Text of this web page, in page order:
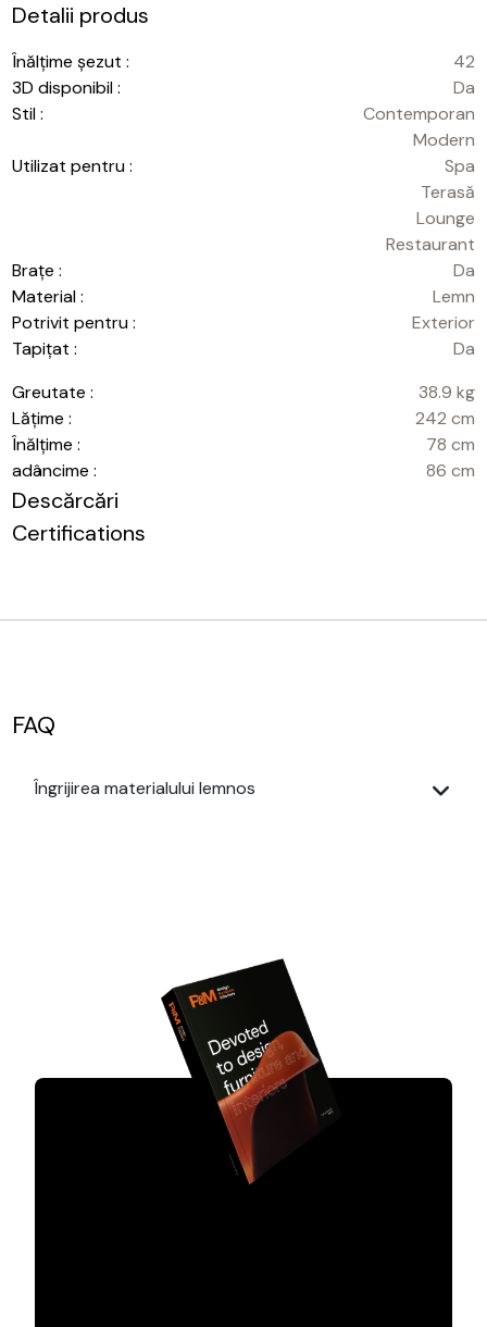
Detalii produs
Înălțime șezut :
42
3D disponibil :
Da
Stil :
Contemporan
Modern
Utilizat pentru :
Spa
Terasă
Lounge
Restaurant
Brațe :
Da
Material :
Lemn
Potrivit pentru :
Exterior
Tapițat :
Da
Greutate :
38.9 kg
Lățime :
242 cm
Înălțime :
78 cm
adâncime :
86 cm
Descărcări
Certifications
FAQ
Îngrijirea materialului lemnos